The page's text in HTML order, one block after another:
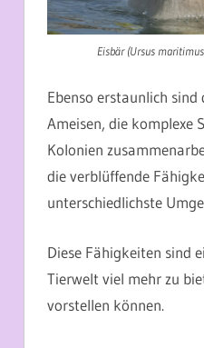
Eisbär (Ursus
Ebenso erstaunlich
Ameisen, die komplexe
Kolonien
die verblüffende
unterschiedlichste
Diese Fähigkeiten sind
Tierwelt viel mehr zu
vorstellen können.